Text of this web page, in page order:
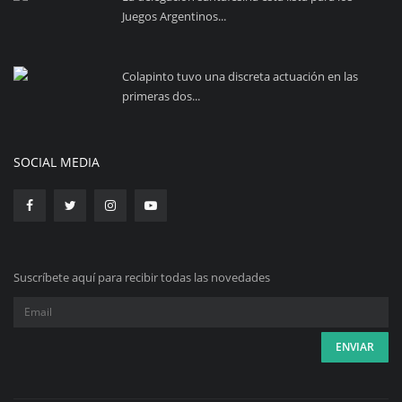
Juegos Argentinos...
Colapinto tuvo una discreta actuación en las
primeras dos...
SOCIAL MEDIA
Suscríbete aquí para recibir todas las novedades